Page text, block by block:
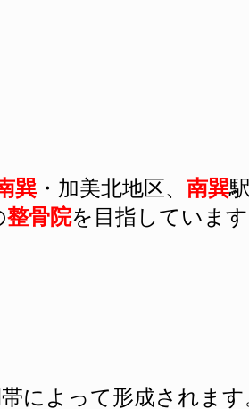
巽 ・加美北地区、 南巽
整骨院を目指しています
によって形成されます